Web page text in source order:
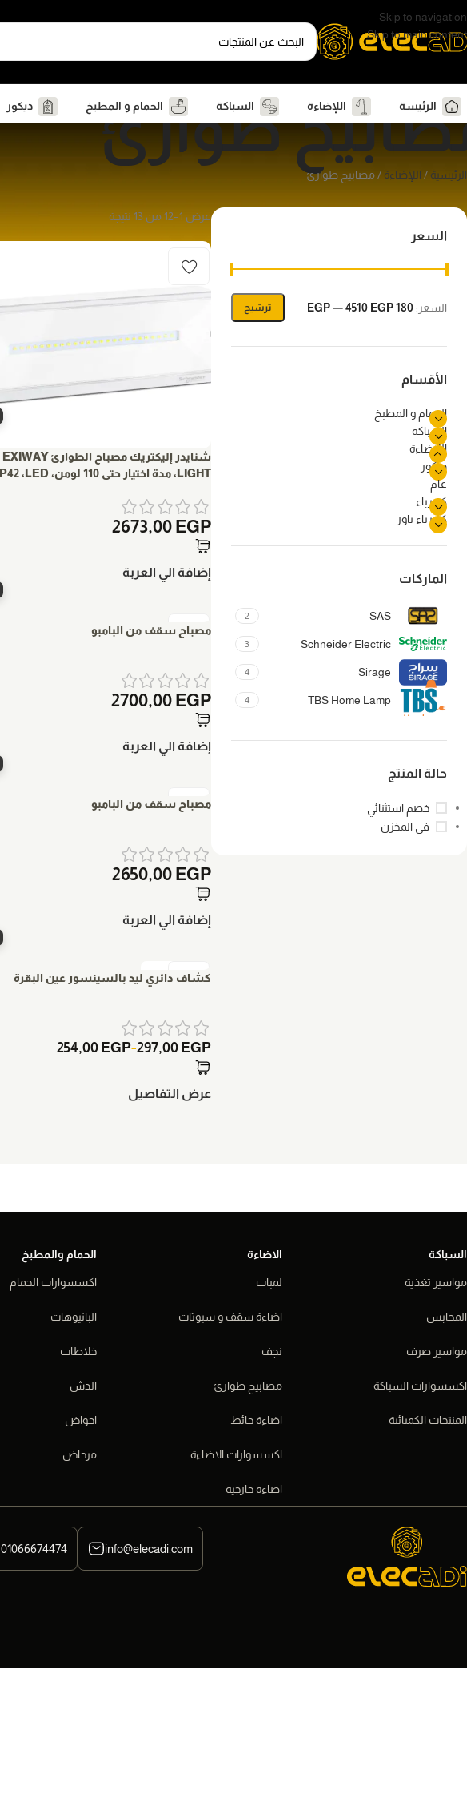
Skip to navigation
Skip to main content
الرئيسة اللإضاءة السباكة الحمام و المطبخ ديكور طوارئ
الرئيسية اللإضاءة مصابيح طوارئ
السعر
ترشيح السعر: 180 EGP
—4510 EGP
الأقسام
الحمام و المطبخ
السباكة
اللإضاءة
ديكور
عام
كهرباء
كهرباء باور
الماركات
SAS
2
Schneider Electric
3
Sirage
4
TBS Home Lamp
4
حالة المنتج
خصم استثنائي
في المخزن
عرض 1–12 من 13 نتيجة
شنايدر إليكتريك مصباح الطوارئ EXIWAY
LIGHT، مدة اختيار حتى 110 لومن، IP42 ،LED
2673,00 EGP
إضافة الي العربة
مصباح سقف من البامبو
2700,00 EGP
إضافة الي العربة
مصباح سقف من البامبو
2650,00 EGP
إضافة الي العربة
بيعت كلها
كشاف دائري ليد بالسينسور عين البقرة
254,00 EGP–297,00 EGP
عرض التفاصيل
السباكة
مواسير تغذية
المحابس
مواسير صرف
اكسسوارات السباكة
المنتجات الكميائية
الاضاءة
لمبات
اضاءة سقف و سبوتات
نجف
مصابيح طوارئ
اضاءة حائط
اكسسوارات الاضاءة
اضاءة خارجية
الحمام والمطبخ
اكسسوارات الحمام
البانيوهات
خلاطات
الدش
احواض
مرحاض
info@elecadi.com
01066674474